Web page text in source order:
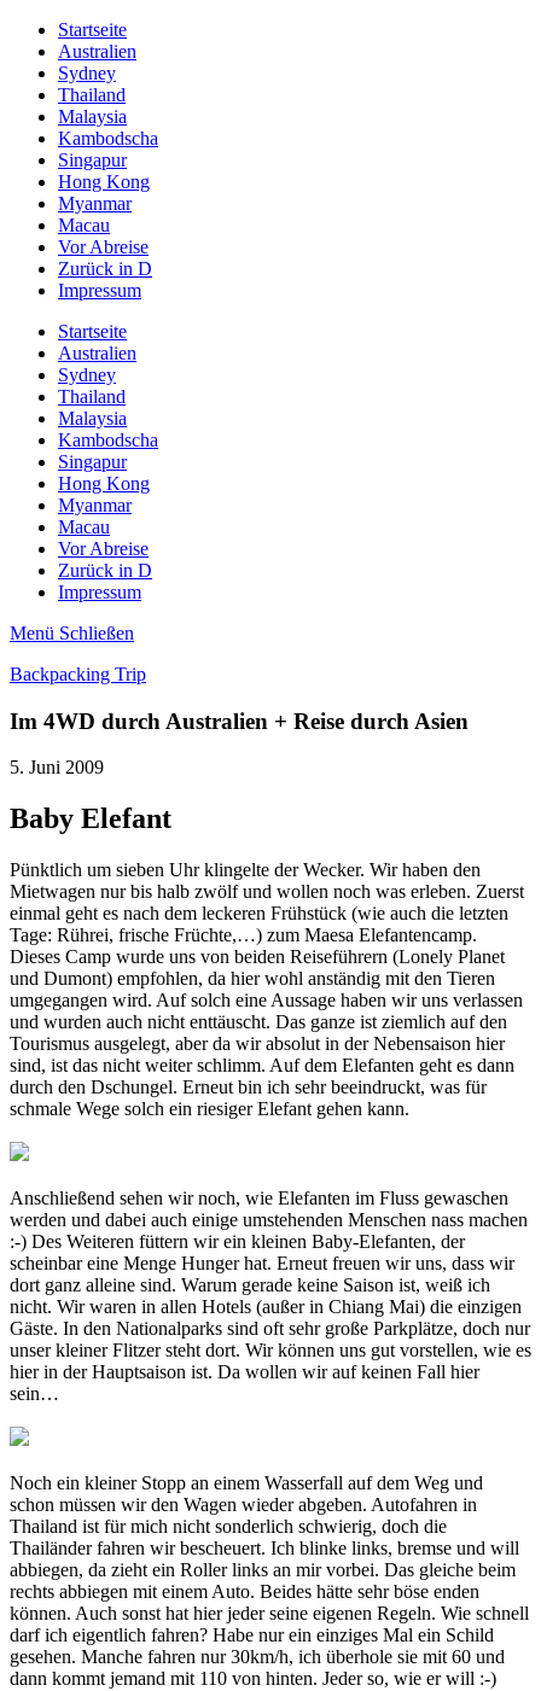
Startseite
Australien
Sydney
Thailand
Malaysia
Kambodscha
Singapur
Hong Kong
Myanmar
Macau
Vor Abreise
Zurück in D
Impressum
Startseite
Australien
Sydney
Thailand
Malaysia
Kambodscha
Singapur
Hong Kong
Myanmar
Macau
Vor Abreise
Zurück in D
Impressum
Menü Schließen
Backpacking Trip
Im 4WD durch Australien + Reise durch Asien
5. Juni 2009
Baby Elefant
Pünktlich um sieben Uhr klingelte der Wecker. Wir haben den
Mietwagen nur bis halb zwölf und wollen noch was erleben. Zuerst
einmal geht es nach dem leckeren Frühstück (wie auch die letzten
Tage: Rührei, frische Früchte,…) zum Maesa Elefantencamp.
Dieses Camp wurde uns von beiden Reiseführern (Lonely Planet
und Dumont) empfohlen, da hier wohl anständig mit den Tieren
umgegangen wird. Auf solch eine Aussage haben wir uns verlassen
und wurden auch nicht enttäuscht. Das ganze ist ziemlich auf den
Tourismus ausgelegt, aber da wir absolut in der Nebensaison hier
sind, ist das nicht weiter schlimm. Auf dem Elefanten geht es dann
durch den Dschungel. Erneut bin ich sehr beeindruckt, was für
schmale Wege solch ein riesiger Elefant gehen kann.
Anschließend sehen wir noch, wie Elefanten im Fluss gewaschen
werden und dabei auch einige umstehenden Menschen nass machen
:-) Des Weiteren füttern wir ein kleinen Baby-Elefanten, der
scheinbar eine Menge Hunger hat. Erneut freuen wir uns, dass wir
dort ganz alleine sind. Warum gerade keine Saison ist, weiß ich
nicht. Wir waren in allen Hotels (außer in Chiang Mai) die einzigen
Gäste. In den Nationalparks sind oft sehr große Parkplätze, doch nur
unser kleiner Flitzer steht dort. Wir können uns gut vorstellen, wie es
hier in der Hauptsaison ist. Da wollen wir auf keinen Fall hier
sein…
Noch ein kleiner Stopp an einem Wasserfall auf dem Weg und
schon müssen wir den Wagen wieder abgeben. Autofahren in
Thailand ist für mich nicht sonderlich schwierig, doch die
Thailänder fahren wir bescheuert. Ich blinke links, bremse und will
abbiegen, da zieht ein Roller links an mir vorbei. Das gleiche beim
rechts abbiegen mit einem Auto. Beides hätte sehr böse enden
können. Auch sonst hat hier jeder seine eigenen Regeln. Wie schnell
darf ich eigentlich fahren? Habe nur ein einziges Mal ein Schild
gesehen. Manche fahren nur 30km/h, ich überhole sie mit 60 und
dann kommt jemand mit 110 von hinten. Jeder so, wie er will :-)